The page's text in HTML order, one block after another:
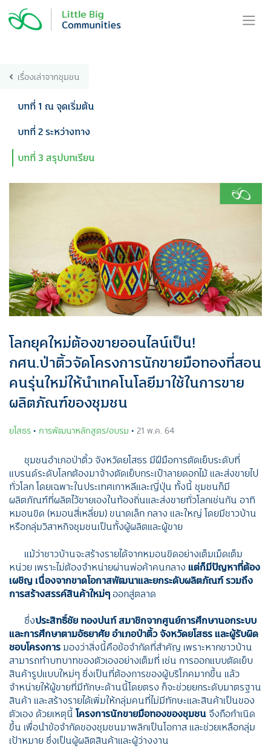
content
เรื่องเล่าจากชุมชน
บทที่ 1 ณ จุดเริ่มต้น
บทที่ 2 ระหว่างทาง
บทที่ 3 สรุปบทเรียน
โลกยุคใหม่ต้องขายออนไลน์เป็น!
กศน.ป่าติ้วจัดโครงการนักขายมือทองที่สอน
คนรุ่นใหม่ให้นำเทคโนโลยีมาใช้ในการขาย
ผลิตภัณฑ์ของชุมชน
ยโสธร• การพัฒนาหลักสูตร/อบรม • 21 พ.ค. 64
ชุมชนอำเภอป่าติ้ว จังหวัดยโสธร มีฝีมือการตัดเย็บระดับที่
แบรนด์ระดับโลกต้องมาจ้างตัดเย็บกระเป๋าลายดอกไม้ และส่งขายไป
ทั่วโลก โดยเฉพาะในประเทศเกาหลีและญี่ปุ่น ทั้งนี้ ชุมชนก็มี
ผลิตภัณฑ์ที่ผลิตไว้ขายเองในท้องถิ่นและส่งขายทั่วโลกเช่นกัน อาทิ
หมอนขิด (หมอนสี่เหลี่ยม) ขนาดเล็ก กลาง และใหญ่ โดยมีชาวบ้าน
หรือกลุ่มวิสาหกิจชุมชนเป็นทั้งผู้ผลิตและผู้ขาย
แม้ว่าชาวบ้านจะสร้างรายได้จากหมอนขิดอย่างเต็มเม็ดเต็ม
หน่วย เพราะไม่ต้องจำหน่ายผ่านพ่อค้าคนกลาง แต่ก็มีปัญหาที่ต้อง
เผชิญ เนื่องจากขาดโอกาสพัฒนาและยกระดับผลิตภัณฑ์ รวมถึง
การสร้างสรรค์สินค้าใหม่ๆ ออกสู่ตลาด
ซึ่งประสิทธิ์ชัย ทองปนท์ สมาชิกจากศูนย์การศึกษานอกระบบ
และการศึกษาตามอัธยาศัย อำเภอป่าติ้ว จังหวัดยโสธร และผู้รับผิด
ชอบโครงการ มองว่าสิ่งนี้คือข้อจำกัดที่สำคัญ เพราะหากชาวบ้าน
สามารถทำบทบาทของตัวเองอย่างเต็มที่ เช่น การออกแบบตัดเย็บ
สินค้ารูปแบบใหม่ๆ ซึ่งเป็นที่ต้องการของผู้บริโภคมากขึ้น แล้ว
จำหน่ายให้ผู้ขายที่มีทักษะด้านนี้โดยตรง ก็จะช่วยยกระดับมาตรฐาน
สินค้า และสร้างรายได้เพิ่มให้กลุ่มคนที่ไม่มีทักษะและสินค้าเป็นของ
ตัวเอง ด้วยเหตุนี้โครงการนักขายมือทองของชุมชน จึงถือกำเนิด
ขึ้น เพื่อนำข้อจำกัดของชุมชนมาพลิกเป็นโอกาส และช่วยเหลือกลุ่ม
เป้าหมาย ซึ่งเป็นผู้ผลิตสินค้าและผู้ว่างงาน